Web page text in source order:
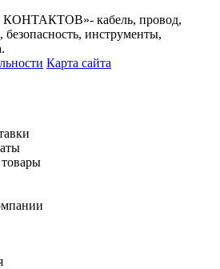
кабель, провод,
безопасность, инструменты,
Карта сайта